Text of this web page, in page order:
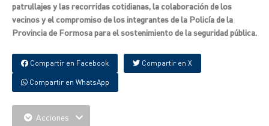
patrullajes y las recorridas cotidianas, la colaboración de los
vecinos y el compromiso de los integrantes de la Policía de la
Provincia de Formosa para el sostenimiento de la seguridad pública.
Compartir en Facebook Compartir en X
Compartir en WhatsApp
Acciones